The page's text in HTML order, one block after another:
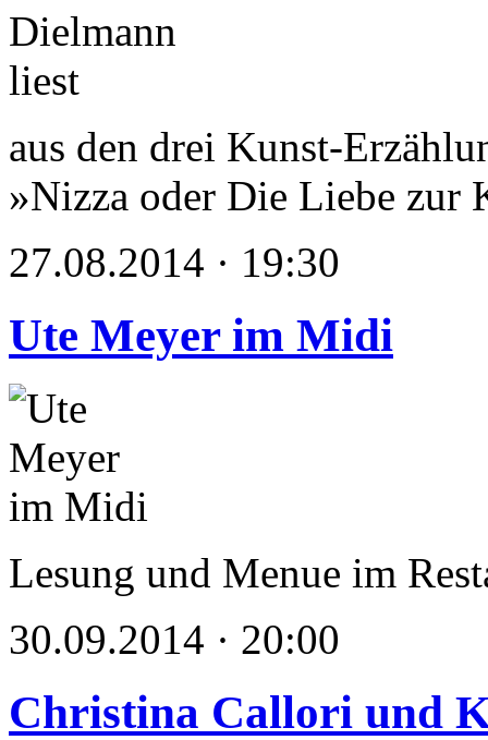
aus den drei Kunst-
»Nizza oder Die Liebe zur
27.08.2014 · 19:30
Ute Meyer im Midi
Lesung und Menue im
30.09.2014 · 20:00
Christina Callori und